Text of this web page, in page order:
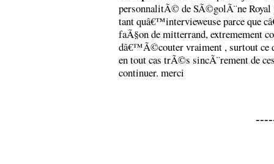
personnalitÃ© de SÃ©golÃ¨ne
tant quâ€™intervieweuse parce que
faÃ§on de mitterrand, extremement
dâ€™Ã©couter vraiment , surtout ce
en tout cas trÃ©s sincÃ¨rement de
continuer. merci